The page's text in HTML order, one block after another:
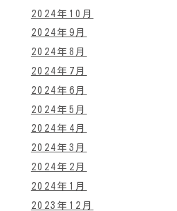
2024年10月
2024年9月
2024年8月
2024年7月
2024年6月
2024年5月
2024年4月
2024年3月
2024年2月
2024年1月
2023年12月